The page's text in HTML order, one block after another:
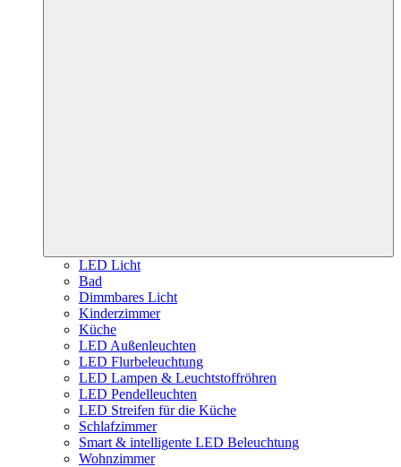
LED Licht
Bad
Dimmbares Licht
Kinderzimmer
Küche
LED Außenleuchten
LED Flurbeleuchtung
LED Lampen & Leuchtstoffröhren
LED Pendelleuchten
LED Streifen für die Küche
Schlafzimmer
Smart & intelligente LED Beleuchtung
Wohnzimmer